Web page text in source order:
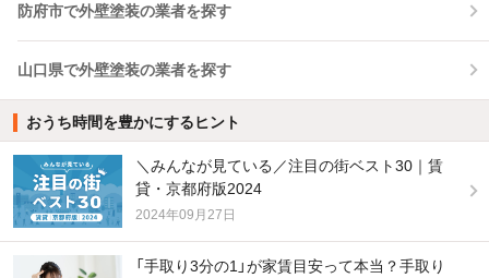
防府市で外壁塗装の業者を探す
山口県で外壁塗装の業者を探す
おうち時間を豊かにするヒント
＼みんなが見ている／注目の街ベスト30｜賃
貸・京都府版2024
2024年09月27日
「手取り3分の1」が家賃目安って本当？手取り